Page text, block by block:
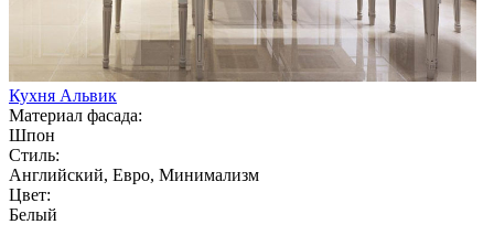
Кухня Альвик
Материал фасада:
Шпон
Стиль:
Английский, Евро, Минимализм
Цвет:
Белый